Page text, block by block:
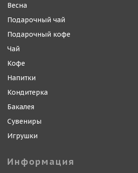
Весна
Подарочный чай
Подарочный кофе
Чай
Кофе
Напитки
Кондитерка
Бакалея
Сувениры
Игрушки
Информация